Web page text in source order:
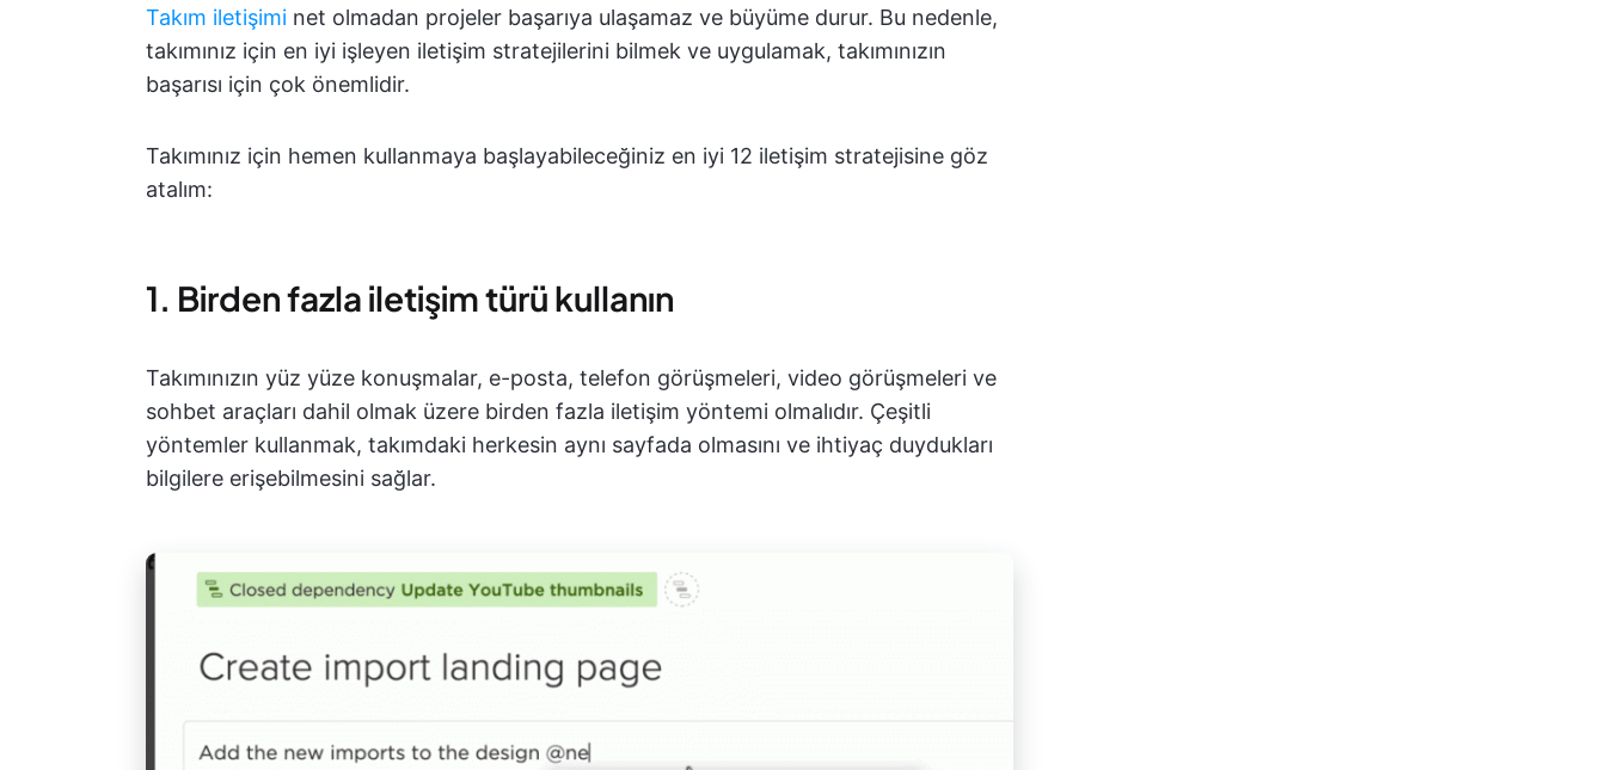
Takım iletişimi net olmadan projeler başarıya ulaşamaz ve büyüme durur. Bu nedenle,
takımınız için en iyi işleyen iletişim stratejilerini bilmek ve uygulamak, takımınızın
başarısı için çok önemlidir.
Takımınız için hemen kullanmaya başlayabileceğiniz en iyi 12 iletişim stratejisine göz
atalım:
1. Birden fazla iletişim türü kullanın
Takımınızın yüz yüze konuşmalar, e-posta, telefon görüşmeleri, video görüşmeleri ve
sohbet araçları dahil olmak üzere birden fazla iletişim yöntemi olmalıdır. Çeşitli
yöntemler kullanmak, takımdaki herkesin aynı sayfada olmasını ve ihtiyaç duydukları
bilgilere erişebilmesini sağlar.